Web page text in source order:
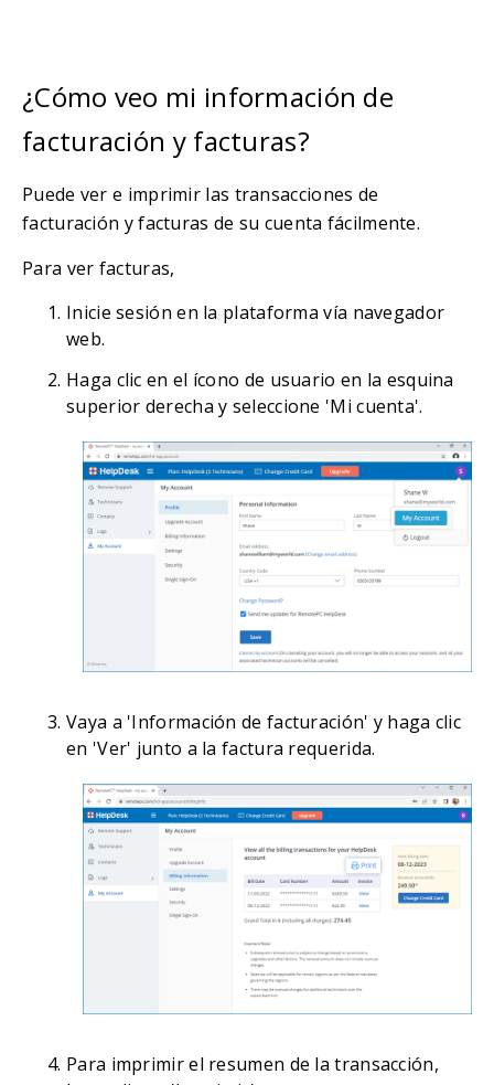
¿Cómo veo mi información de
facturación y facturas?
Puede ver e imprimir las transacciones de
facturación y facturas de su cuenta fácilmente.
Para ver facturas,
Inicie sesión en la plataforma vía navegador
web.
Haga clic en el ícono de usuario en la esquina
superior derecha y seleccione 'Mi cuenta'.
Vaya a 'Información de facturación' y haga clic
en 'Ver' junto a la factura requerida.
Para imprimir el resumen de la transacción,